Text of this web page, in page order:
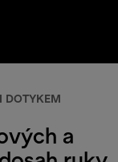
DOTYKEM
a